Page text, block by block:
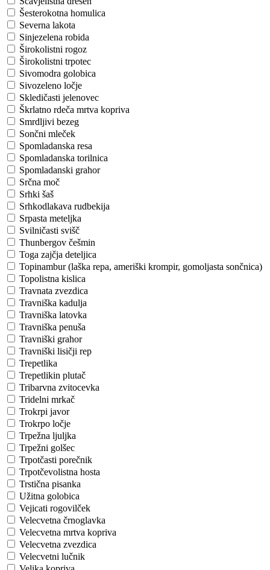
Šesterokotna homulica
Severna lakota
Sinjezelena robida
Širokolistni rogoz
Širokolistni trpotec
Sivomodra golobica
Sivozeleno ločje
Skledičasti jelenovec
Škrlatno rdeča mrtva kopriva
Smrdljivi bezeg
Sončni mleček
Spomladanska resa
Spomladanska torilnica
Spomladanski grahor
Srčna moč
Srhki šaš
Srhkodlakava rudbekija
Srpasta meteljka
Svilničasti svišč
Thunbergov češmin
Toga zajčja deteljica
Topinambur (laška repa, ameriški krompir, gomoljasta sončnica)
Topolistna kislica
Travnata zvezdica
Travniška kadulja
Travniška latovka
Travniška penuša
Travniški grahor
Travniški lisičji rep
Trepetlika
Trepetlikin plutač
Tribarvna zvitocevka
Tridelni mrkač
Trokrpi javor
Trokrpo ločje
Trpežna ljuljka
Trpežni golšec
Trpotčasti porečnik
Trpotčevolistna hosta
Trstična pisanka
Užitna golobica
Vejicati rogovilček
Velecvetna črnoglavka
Velecvetna mrtva kopriva
Velecvetna zvezdica
Velecvetni lučnik